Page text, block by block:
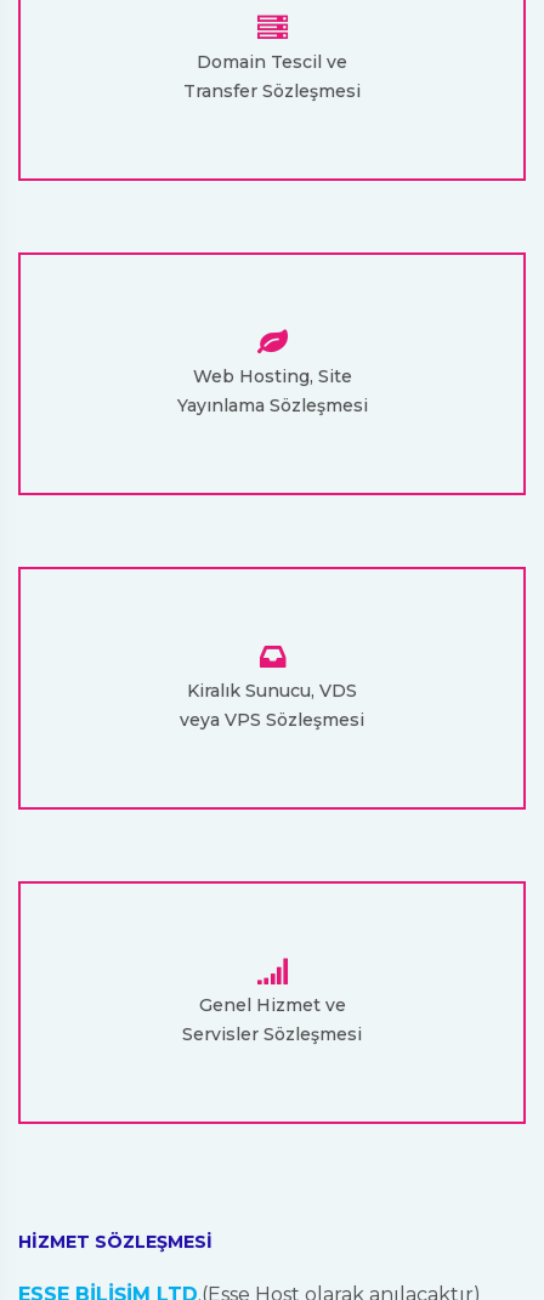
Domain Tescil ve
Transfer Sözleşmesi
Web Hosting, Site
Yayınlama Sözleşmesi
Kiralık Sunucu, VDS
veya VPS Sözleşmesi
Genel Hizmet ve
Servisler Sözleşmesi
HİZMET SÖZLEŞMESİ
ESSE BİLİŞİM LTD.(Esse Host olarak anılacaktır)